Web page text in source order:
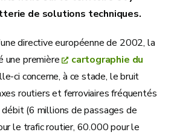
de solutions techniques.
directive européenne de 2002, la
une première
cartographie du
ci concerne, à ce stade, le bruit
routiers et ferroviaires fréquentés
débit (6 millions de passages de
le trafic routier, 60.000 pour le